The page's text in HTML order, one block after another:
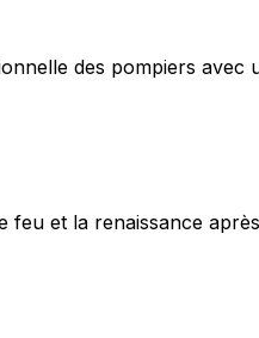
des pompiers avec
et la renaissance